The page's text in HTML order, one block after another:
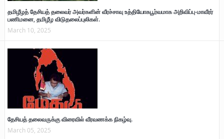
தமிழீழத் தேசியத் தலைவர் அவர்களின் வீரச்சாவு உத்தியோகபூர்வமாக அறிவிப்பு-மாவீரர்
பணிமனை, தமிழீழ விடுதலைப்புலிகள்.
March 10, 2025
தேசியத் தலைவருக்கு விரைவில் வீரவணக்க நிகழ்வு.
March 05, 2025